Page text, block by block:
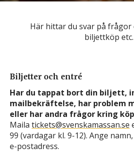
Här hittar du svar på
biljettköp etc.
Biljetter och entré
Har du tappat bort din biljett,
mailbekräftelse, har problem
eller har andra frågor kring
Maila tickets@svenskamassan.se
99 (vardagar kl. 9-12). Ange
e-postadress.